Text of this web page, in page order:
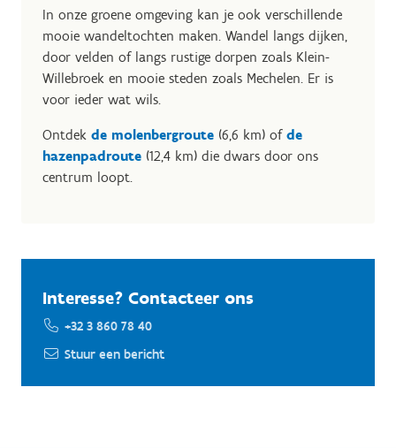
In onze groene omgeving kan je ook verschillende
mooie wandeltochten maken. Wandel langs dijken,
door velden of langs rustige dorpen zoals Klein-
Willebroek en mooie steden zoals Mechelen. Er is
voor ieder wat wils.
Ontdek de molenbergroute (6,6 km) of de
hazenpadroute (12,4 km) die dwars door ons
centrum loopt.
Interesse? Contacteer ons
+32 3 860 78 40
Stuur een bericht